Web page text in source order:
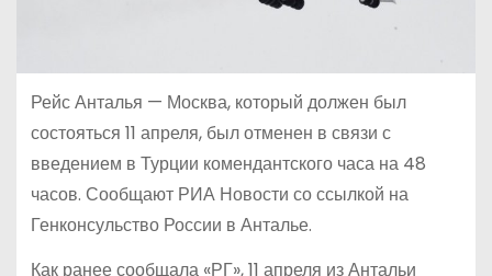
Рейс Анталья — Москва, который должен был
состояться 11 апреля, был отменен в связи с
введением в Турции комендантского часа на 48
часов. Сообщают РИА Новости со ссылкой на
Генконсульство России в Анталье.
Как ранее сообщала «РГ», 11 апреля из Антальи